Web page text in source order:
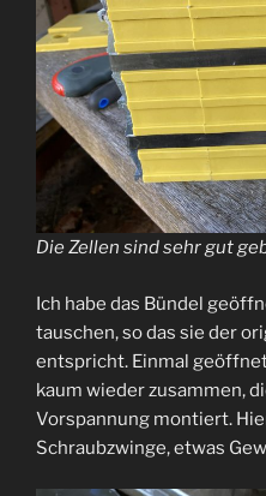
Die Zellen sind sehr gut
Ich habe das Bündel
tauschen, so das sie der
entspricht. Einmal
kaum wieder zusammen,
Vorspannung montiert.
Schraubzwinge, etwas